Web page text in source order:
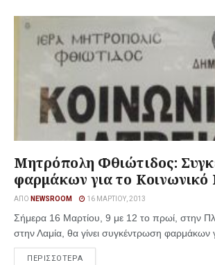
Μητρόπολη Φθιώτιδος:
φαρμάκων για το Κοινωνικό
ΑΠΌ NEWSROOM 16 ΜΑΡΤΊΟΥ, 2013
Σήμερα 16 Μαρτίου, 9 με 12 το πρωί, στην
στην Λαμία, θα γίνει συγκέντρωση φαρμάκων
ΠΕΡΙΣΣΟΤΕΡΑ